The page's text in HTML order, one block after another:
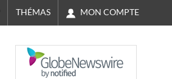
THÉMAS MON COMPTE
NASDAQ